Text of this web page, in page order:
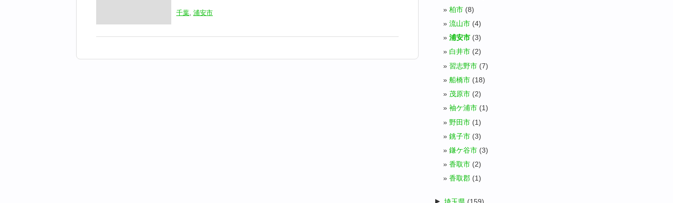
千葉, 浦安市
柏市 (8)
流山市 (4)
浦安市 (3)
白井市 (2)
習志野市 (7)
船橋市 (18)
茂原市 (2)
袖ケ浦市 (1)
野田市 (1)
銚子市 (3)
鎌ケ谷市 (3)
香取市 (2)
香取郡 (1)